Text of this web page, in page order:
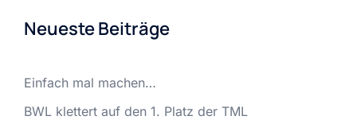
Neueste Beiträge
Einfach mal machen…
BWL klettert auf den 1. Platz der TML